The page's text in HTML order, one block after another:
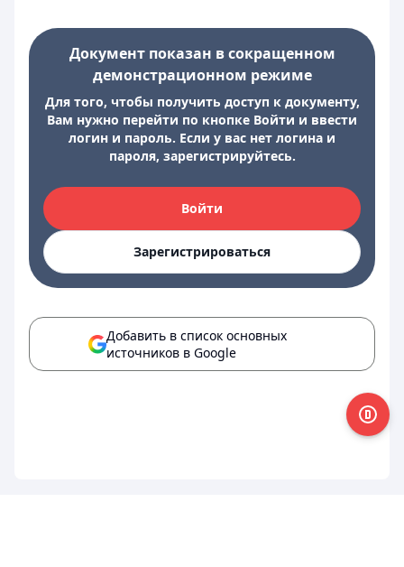
Документ показан в сокращенном
демонстрационном режиме
Для того, чтобы получить доступ к документу,
Вам нужно перейти по кнопке Войти и ввести
логин и пароль. Если у вас нет логина и
пароля, зарегистрируйтесь.
Войти
Зарегистрироваться
Добавить в список основных
источников в Google